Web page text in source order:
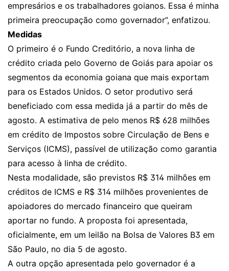
empresários e os trabalhadores goianos. Essa é minha
primeira preocupação como governador”, enfatizou.
Medidas
O primeiro é o Fundo Creditório, a nova linha de
crédito criada pelo Governo de Goiás para apoiar os
segmentos da economia goiana que mais exportam
para os Estados Unidos. O setor produtivo será
beneficiado com essa medida já a partir do mês de
agosto. A estimativa de pelo menos R$ 628 milhões
em crédito de Impostos sobre Circulação de Bens e
Serviços (ICMS), passível de utilização como garantia
para acesso à linha de crédito.
Nesta modalidade, são previstos R$ 314 milhões em
créditos de ICMS e R$ 314 milhões provenientes de
apoiadores do mercado financeiro que queiram
aportar no fundo. A proposta foi apresentada,
oficialmente, em um leilão na Bolsa de Valores B3 em
São Paulo, no dia 5 de agosto.
A outra opção apresentada pelo governador é a